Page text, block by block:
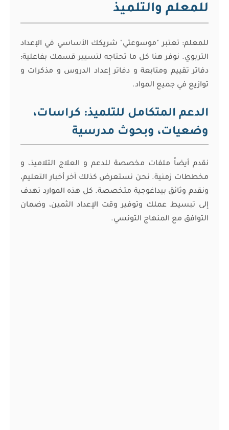
للمعلم والتلميذ
للمعلم: تعتبر "موسوعتي" شريكك الأساسي في الإعداد
التربوي. نوفر هنا كل ما تحتاجه لتسيير قسمك بفاعلية:
دفاتر تقييم ومتابعة و دفاتر إعداد الدروس و مذكرات و
توازيع في جميع المواد.
الدعم المتكامل للتلميذ: كراسات،
وضعيات، وبحوث مدرسية
نقدم أيضاً ملفات مخصصة للدعم و العلاج التلاميذ، و
مخططات زمنية. نحن نستعرض كذلك آخر أخبار التعليم،
ونقدم وثائق بيداغوجية متخصصة. كل هذه الموارد تهدف
إلى تبسيط عملك وتوفير وقت الإعداد الثمين، وضمان
التوافق مع المنهاج التونسي.